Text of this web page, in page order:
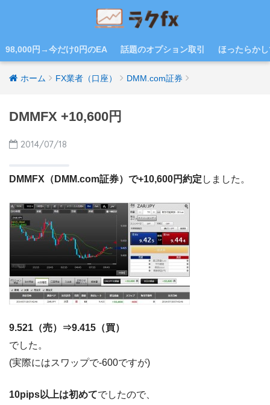
98,000円→今だけ0円のEA 話題のオプション取引 ほったらか
ホーム FX業者（口座） DMM.com証券
DMMFX +10,600円
2014/07/18
DMMFX（DMM.com証券）で+10,600円約定 しました。
9.521（売）⇒9.415（買）
でした。
(実際にはスワップで-600ですが)
10pips以上は初めてでしたので、